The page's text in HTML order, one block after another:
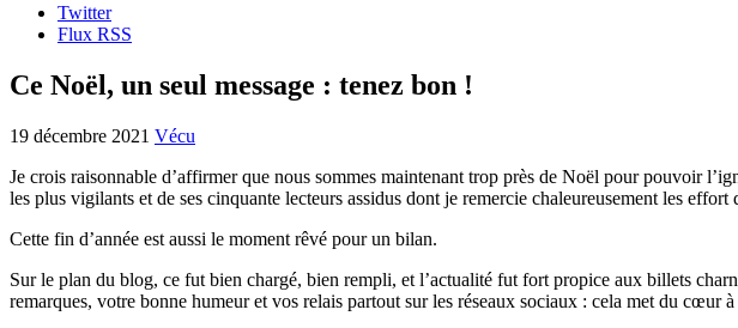
Twitter
Flux RSS
Ce Noël, un seul message : tenez bon !
19 décembre 2021 Vécu
Je crois raisonnable d’affirmer que nous sommes maintenant trop près de Noël pour pouvoir
les plus vigilants et de ses cinquante lecteurs assidus dont je remercie chaleureusement les
Cette fin d’année est aussi le moment rêvé pour un bilan.
Sur le plan du blog, ce fut bien chargé, bien rempli, et l’actualité fut fort propice aux billets
remarques, votre bonne humeur et vos relais partout sur les réseaux sociaux : cela met du cœur à